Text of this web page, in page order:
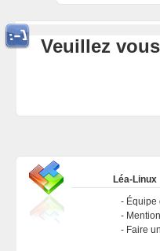
Veuillez
Léa-Linux
Équipe
Faire